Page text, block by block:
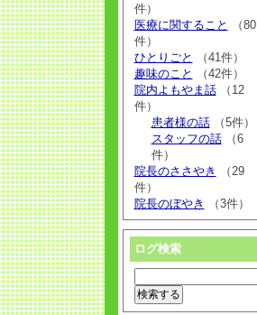
件）
医療に関すること
（80
件）
ひとりごと
（41件）
趣味のこと
（42件）
院内よもやま話（12
件）
患者様の話（5件）
スタッフの話（6
件）
院長のささやき
（29
件）
院長のぼやき
（3件）
ログ検索